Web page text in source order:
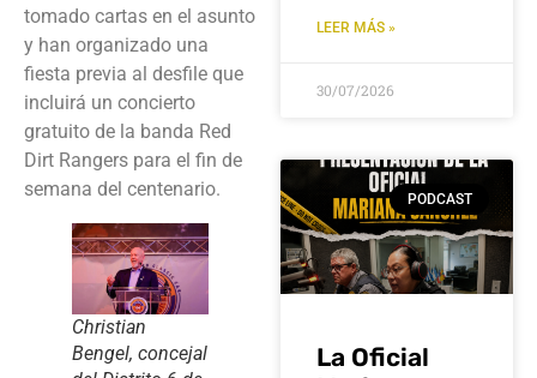
tomado cartas en el asunto
y han organizado una
fiesta previa al desfile que
incluirá un concierto
gratuito de la banda Red
Dirt Rangers para el fin de
semana del centenario.
Christian
Bengel, concejal
LEER MÁS »
30/07/2026
PODCAST
La Oficial